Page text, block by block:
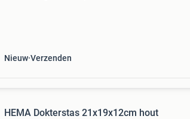
Nieuw Verzenden
HEMA Dokterstas 21x19x12cm hout